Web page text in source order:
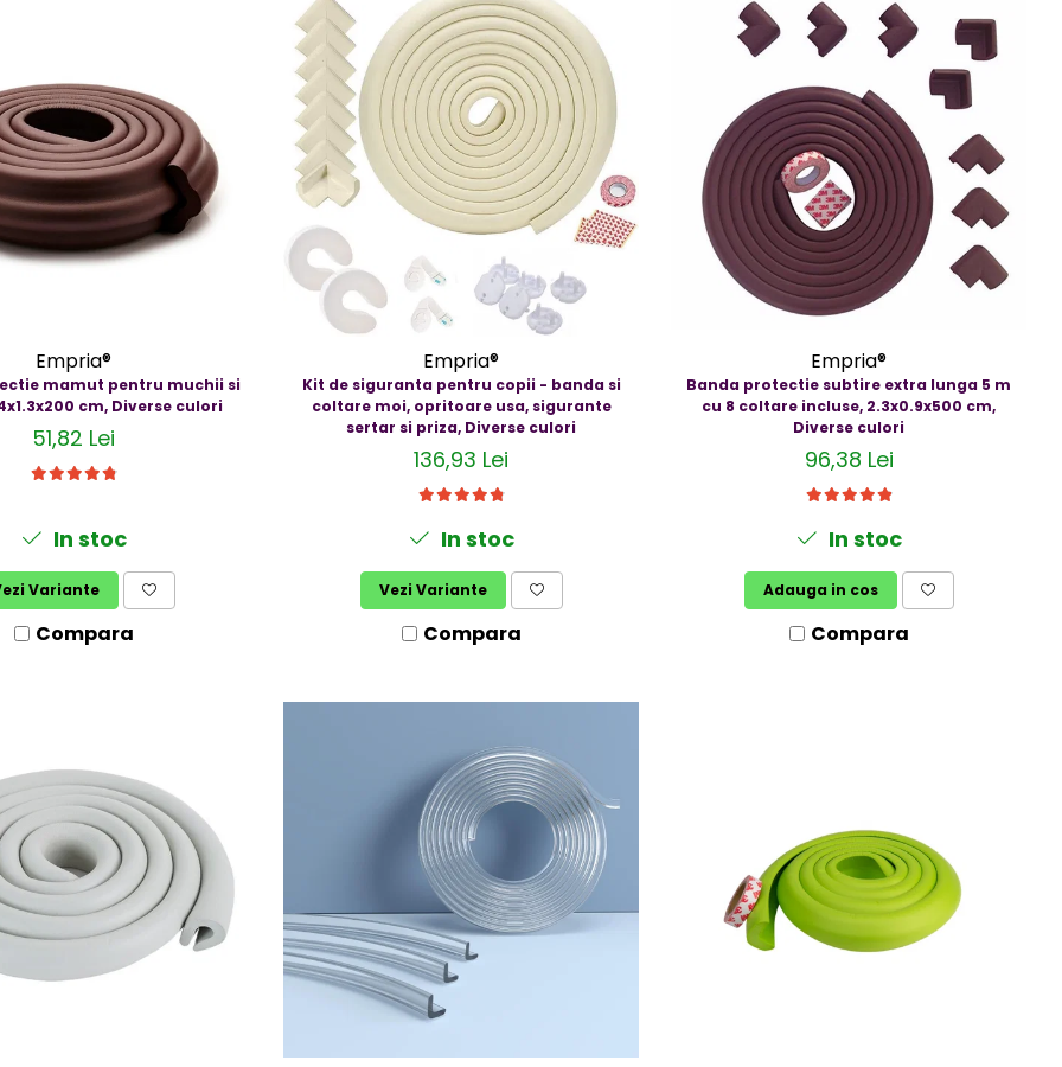
Empria®
mamut pentru muchii si
cm, Diverse culori
51,82 Lei
In stoc
Variante
Compara
Empria®
Kit de siguranta pentru copii - banda si
coltare moi, opritoare usa, sigurante
sertar si priza, Diverse culori
136,93 Lei
In stoc
Vezi Variante
Compara
Empria®
Banda protectie subtire extra lunga 5 m
cu 8 coltare incluse, 2.3x0.9x500 cm,
Diverse culori
96,38 Lei
In stoc
Adauga in cos
Compara